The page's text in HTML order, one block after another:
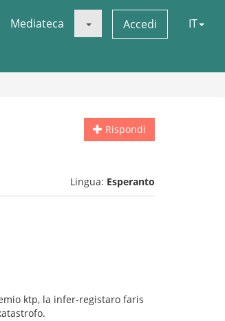
Mediateca Accedi IT
Rispondi
Lingua: Esperanto
ktp, la infer-registaro faris